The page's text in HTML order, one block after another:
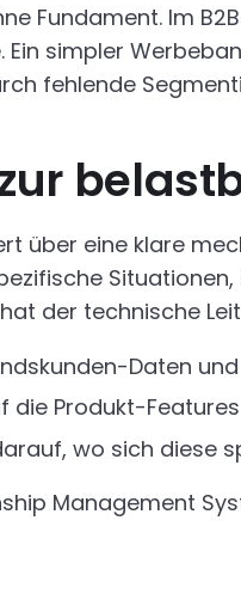
Fundament. Im
simpler
fehlende
über eine klare
der technische
Daten
die Produkt-
wo sich diese
Management